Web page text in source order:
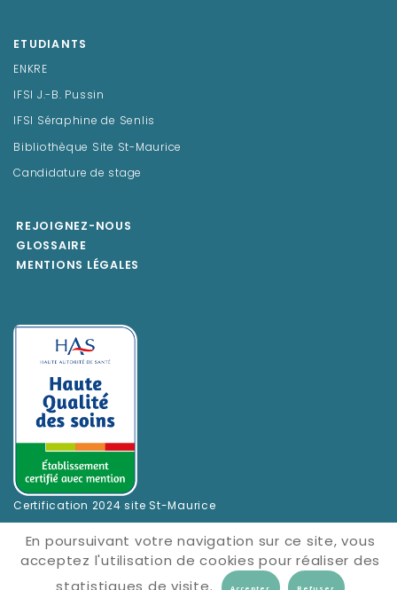
ETUDIANTS
ENKRE
IFSI J.-B. Pussin
IFSI Séraphine de Senlis
Bibliothèque Site St-Maurice
Candidature de stage
REJOIGNEZ-NOUS
GLOSSAIRE
MENTIONS LÉGALES
Certification 2024 site St-Maurice
En poursuivant votre navigation sur ce site, vous
acceptez l'utilisation de cookies pour réaliser des
statistiques de visite.